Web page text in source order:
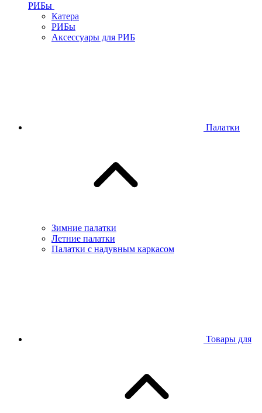
РИБы
Катера
РИБы
Аксессуары для РИБ
Палатки
Зимние палатки
Летние палатки
Палатки с надувным каркасом
Товары для